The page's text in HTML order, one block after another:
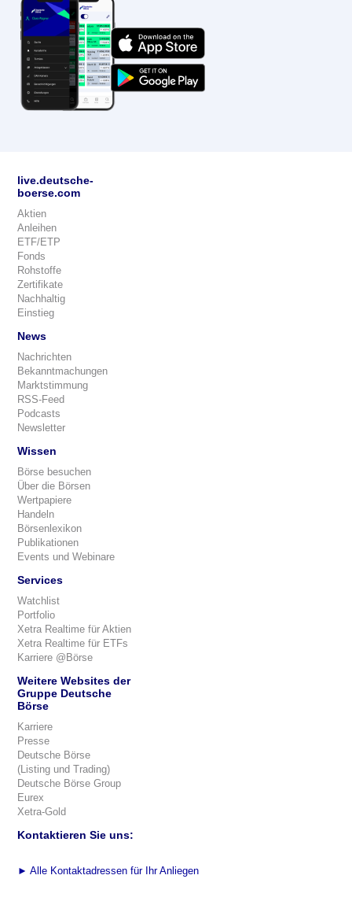
live.deutsche-
boerse.com
Aktien
Anleihen
ETF/ETP
Fonds
Rohstoffe
Zertifikate
Nachhaltig
Einstieg
News
Nachrichten
Bekanntmachungen
Marktstimmung
RSS-Feed
Podcasts
Newsletter
Wissen
Börse besuchen
Über die Börsen
Wertpapiere
Handeln
Börsenlexikon
Publikationen
Events und Webinare
Services
Watchlist
Portfolio
Xetra Realtime für Aktien
Xetra Realtime für ETFs
Karriere @Börse
Weitere Websites der
Gruppe Deutsche
Börse
Karriere
Presse
Deutsche Börse
(Listing und Trading)
Deutsche Börse Group
Eurex
Xetra-Gold
Kontaktieren Sie uns:
► Alle Kontaktadressen für Ihr Anliegen